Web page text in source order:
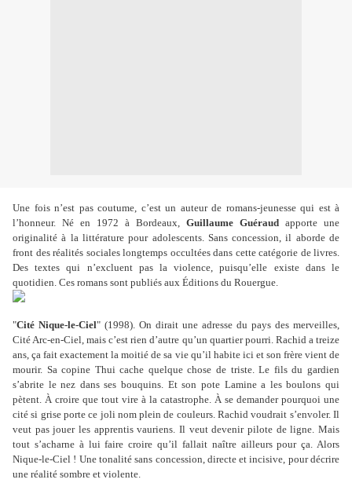
Une fois n’est pas coutume, c’est un auteur de romans-jeunesse qui est à
l’honneur. Né en 1972 à Bordeaux, Guillaume Guéraud apporte une
originalité à la littérature pour adolescents. Sans concession, il aborde de
front des réalités sociales longtemps occultées dans cette catégorie de livres.
Des textes qui n’excluent pas la violence, puisqu’elle existe dans le
quotidien. Ces romans sont publiés aux Éditions du Rouergue.
"Cité Nique-le-Ciel" (1998). On dirait une adresse du pays des merveilles,
Cité Arc-en-Ciel, mais c’est rien d’autre qu’un quartier pourri. Rachid a treize
ans, ça fait exactement la moitié de sa vie qu’il habite ici et son frère vient de
mourir. Sa copine Thui cache quelque chose de triste. Le fils du gardien
s’abrite le nez dans ses bouquins. Et son pote Lamine a les boulons qui
pètent. À croire que tout vire à la catastrophe. À se demander pourquoi une
cité si grise porte ce joli nom plein de couleurs. Rachid voudrait s’envoler. Il
veut pas jouer les apprentis vauriens. Il veut devenir pilote de ligne. Mais
tout s’acharne à lui faire croire qu’il fallait naître ailleurs pour ça. Alors
Nique-le-Ciel ! Une tonalité sans concession, directe et incisive, pour décrire
une réalité sombre et violente.